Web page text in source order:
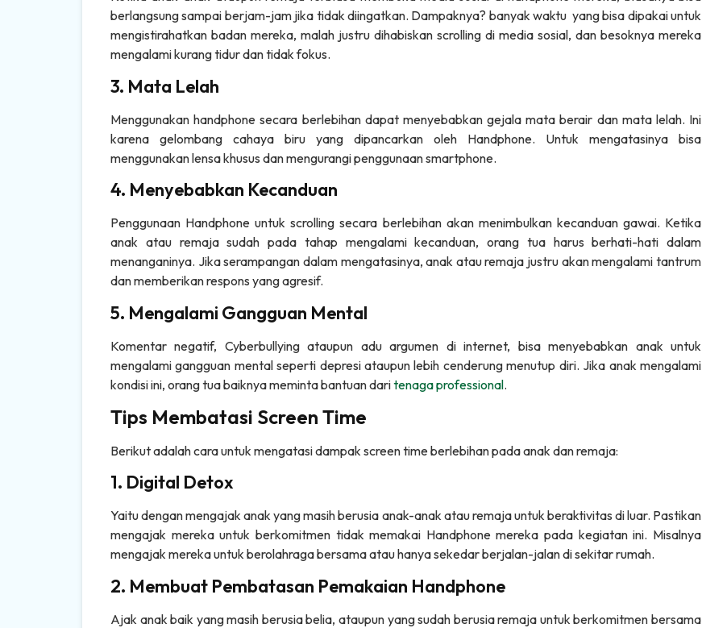
berlangsung sampai berjam-jam jika tidak diingatkan. Dampaknya? banyak waktu yang bisa dipakai untuk
mengistirahatkan badan mereka, malah justru dihabiskan scrolling di media sosial, dan besoknya mereka
mengalami kurang tidur dan tidak fokus.
3. Mata Lelah
Menggunakan handphone secara berlebihan dapat menyebabkan gejala mata berair dan mata lelah. Ini
karena gelombang cahaya biru yang dipancarkan oleh Handphone. Untuk mengatasinya bisa
menggunakan lensa khusus dan mengurangi penggunaan smartphone.
4. Menyebabkan Kecanduan
Penggunaan Handphone untuk scrolling secara berlebihan akan menimbulkan kecanduan gawai. Ketika
anak atau remaja sudah pada tahap mengalami kecanduan, orang tua harus berhati-hati dalam
menanganinya. Jika serampangan dalam mengatasinya, anak atau remaja justru akan mengalami tantrum
dan memberikan respons yang agresif.
5. Mengalami Gangguan Mental
Komentar negatif, Cyberbullying ataupun adu argumen di internet, bisa menyebabkan anak untuk
mengalami gangguan mental seperti depresi ataupun lebih cenderung menutup diri. Jika anak mengalami
kondisi ini, orang tua baiknya meminta bantuan daritenaga professional.
Tips Membatasi Screen Time
Berikut adalah cara untuk mengatasi dampak screen time berlebihan pada anak dan remaja:
1. Digital Detox
Yaitu dengan mengajak anak yang masih berusia anak-anak atau remaja untuk beraktivitas di luar. Pastikan
mengajak mereka untuk berkomitmen tidak memakai Handphone mereka pada kegiatan ini. Misalnya
mengajak mereka untuk berolahraga bersama atau hanya sekedar berjalan-jalan di sekitar rumah.
2. Membuat Pembatasan Pemakaian Handphone
Ajak anak baik yang masih berusia belia, ataupun yang sudah berusia remaja untuk berkomitmen bersama